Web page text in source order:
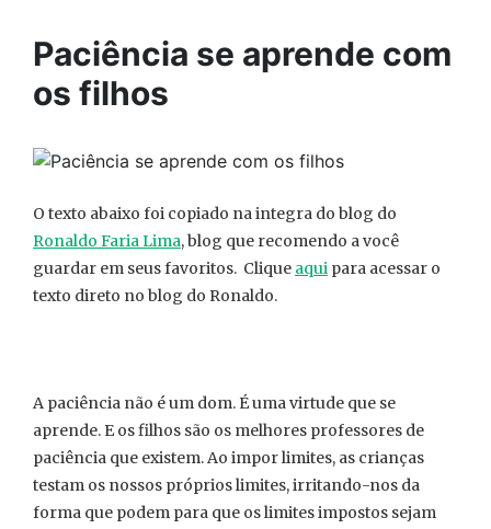
Paciência se aprende com
os filhos
O texto abaixo foi copiado na integra do blog do
Ronaldo Faria Lima, blog que recomendo a você
guardar em seus favoritos. Clique aqui para acessar o
texto direto no blog do Ronaldo.
A paciência não é um dom. É uma virtude que se
aprende. E os filhos são os melhores professores de
paciência que existem. Ao impor limites, as crianças
testam os nossos próprios limites, irritando-nos da
forma que podem para que os limites impostos sejam